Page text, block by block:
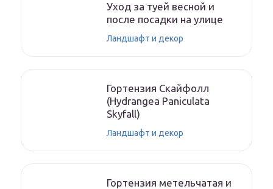
Уход за туей весной и
после посадки на улице
Ландшафт и декор
Гортензия Скайфолл
(Hydrangea Paniculata
Skyfall)
Ландшафт и декор
Гортензия метельчатая и